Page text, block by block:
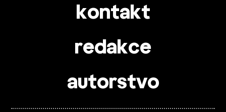
kontakt
redakce
autorstvo